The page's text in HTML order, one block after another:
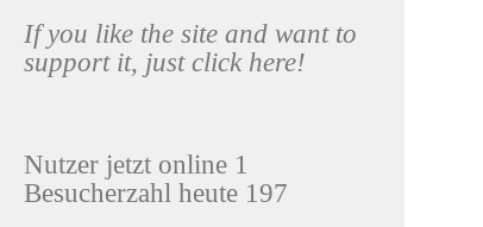
If you like the site and want to
support it, just click here!
Nutzer jetzt online 1
Besucherzahl heute 197